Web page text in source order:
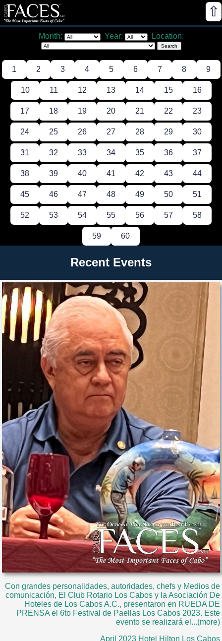
⇧
Month: Year: Location:
1 2 3 4 5 6 7 8 9
10 11 12 13 14 15 16
17 18 19 20 21 22 23
24 25 26 27 28 29 30
31 32 33 34 35 36 37
38 39 40 41 42 43 44
45 46 47 48 49 50 51
52 53 54 55 56 57 58
59 60
Recent Events
Con grandes personalidades, autoridades, chefs y Medios de
comunicación, El Club Rotario Los Cabos y la Asociación De
Hoteles de Los Cabos A.C., presentaron en RUEDA DE
PRENSA el 6to Festival de Paellas Los Cabos 2023. Este
evento se realizará el...(more)
April 2023 Hotel Hilton Los Cabos